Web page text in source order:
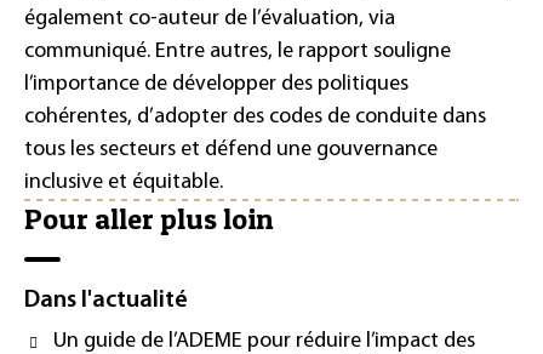
également co-auteur de l’évaluation, via
communiqué. Entre autres, le rapport souligne
l’importance de développer des politiques
cohérentes, d’adopter des codes de conduite dans
tous les secteurs et défend une gouvernance
inclusive et équitable.
Pour aller plus loin
Dans l'actualité
Un guide de l’ADEME pour réduire l’impact des